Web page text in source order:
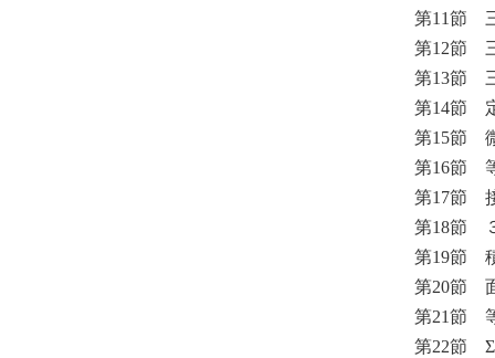
第11節
第12節
第13節
第14節
第15節
第16節
第17節
第18節
第19節
第20節
第21節
第22節